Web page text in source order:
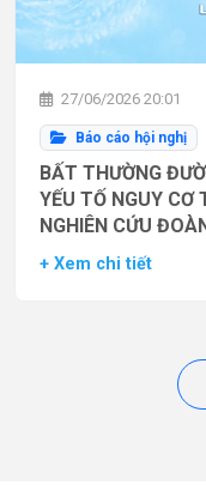
27/06/2026 20:01
Báo cáo hội nghị
BẤT THƯỜNG
YẾU TỐ NGUY CƠ
NGHIÊN CỨU
+ Xem chi tiết